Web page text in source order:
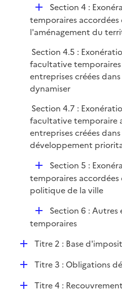
i
e
r
D
é
p
i
e
r
Section 4 :
temporaires accordées
l'aménagement du
Section 4.5 :
facultative
entreprises créées
dynamiser
Section 4.7 :
facultative temporaire
entreprises créées
développement
D
é
p
e
Section 5 :
temporaires accordées
politique de la ville
D
é
l
e
r
Section 6 :
temporaires
DTitre 2 : Base
DTitre 3 : Obligations
DTitre 4 :